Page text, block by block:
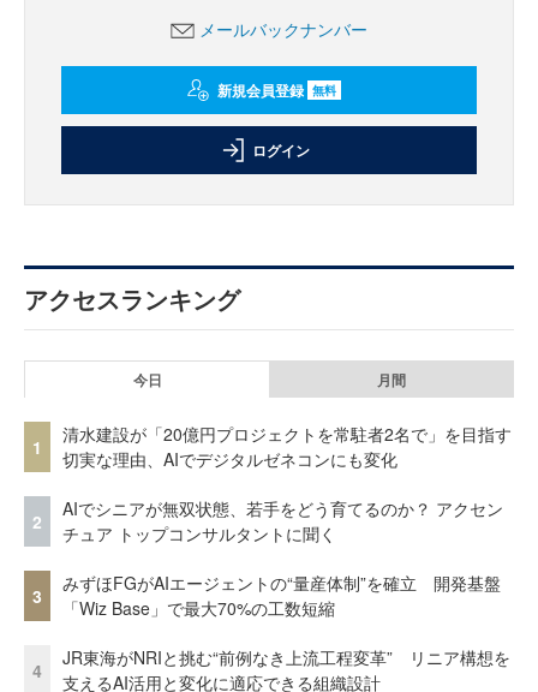
メールバックナンバー
新規会員登録 無料
ログイン
アクセスランキング
今日 月間
1
清水建設が「20億円プロジェクトを常駐者2名で」を目指す
切実な理由、AIでデジタルゼネコンにも変化
2
AIでシニアが無双状態、若手をどう育てるのか？ アクセン
チュア トップコンサルタントに聞く
3
みずほFGがAIエージェントの“量産体制”を確立 開発基盤
「Wiz Base」で最大70%の工数短縮
4
JR東海がNRIと挑む“前例なき上流工程変革” リニア構想を
支えるAI活用と変化に適応できる組織設計